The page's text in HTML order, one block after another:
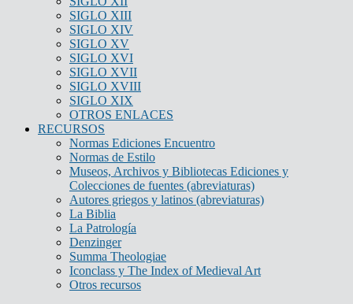
SIGLO XIII
SIGLO XIV
SIGLO XV
SIGLO XVI
SIGLO XVII
SIGLO XVIII
SIGLO XIX
OTROS ENLACES
RECURSOS
Normas Ediciones Encuentro
Normas de Estilo
Museos, Archivos y Bibliotecas Ediciones y
Colecciones de fuentes (abreviaturas)
Autores griegos y latinos (abreviaturas)
La Biblia
La Patrología
Denzinger
Summa Theologiae
Iconclass y The Index of Medieval Art
Otros recursos